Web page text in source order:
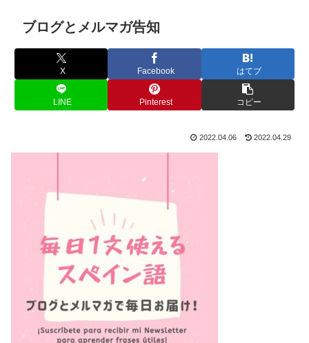
ブログとメルマガ告知
X Facebook はてブ
LINE Pinterest コピー
2022.04.06 2022.04.29